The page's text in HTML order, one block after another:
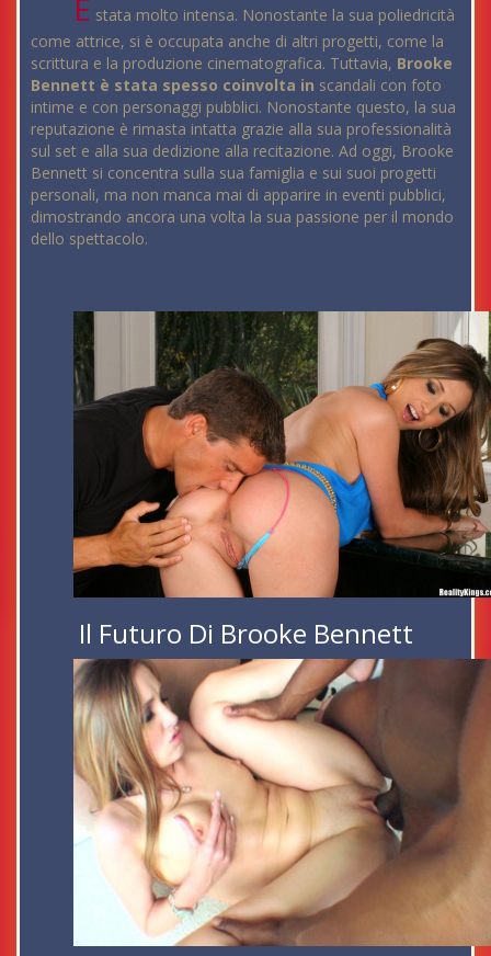
È stata molto intensa. Nonostante la sua poliedricità
come attrice, si è occupata anche di altri progetti, come la
scrittura e la produzione cinematografica. Tuttavia, Brooke
Bennett è stata spesso coinvolta in scandali con foto
intime e con personaggi pubblici. Nonostante questo, la sua
reputazione è rimasta intatta grazie alla sua professionalità
sul set e alla sua dedizione alla recitazione. Ad oggi, Brooke
Bennett si concentra sulla sua famiglia e sui suoi progetti
personali, ma non manca mai di apparire in eventi pubblici,
dimostrando ancora una volta la sua passione per il mondo
dello spettacolo.
Il Futuro Di Brooke Bennett